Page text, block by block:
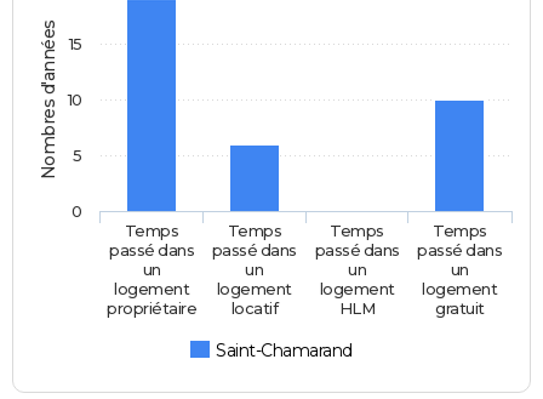
Nombres d'années
Saint-Chamarand
Temps
passé dans
un
logement
propriétaire
Temps
passé dans
un
logement
locatif
Temps
passé dans
un
logement
HLM
Temps
passé dans
un
logement
gratuit
0
5
10
15